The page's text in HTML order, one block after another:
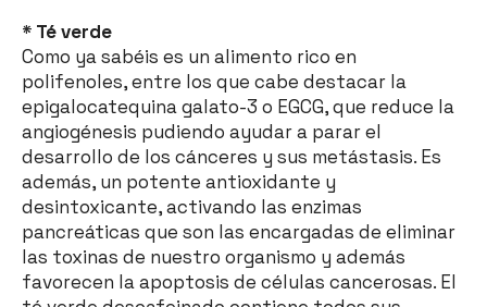
* Té verde
Como ya sabéis es un alimento rico en
polifenoles, entre los que cabe destacar la
epigalocatequina galato-3 o EGCG, que reduce la
angiogénesis pudiendo ayudar a parar el
desarrollo de los cánceres y sus metástasis. Es
además, un potente antioxidante y
desintoxicante, activando las enzimas
pancreáticas que son las encargadas de eliminar
las toxinas de nuestro organismo y además
favorecen la apoptosis de células cancerosas. El